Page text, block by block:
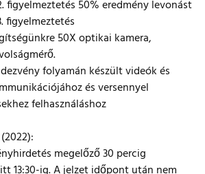
figyelmeztetés 50% eredmény levonást
figyelmeztetés
50X optikai kamera,
folyamán készült videók és
és versennyel
felhasználáshoz
megelőző 30 percig